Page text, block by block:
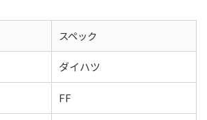
スペック
ダイハツ
FF